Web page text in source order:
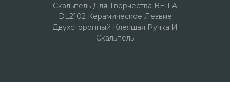
Скальпель Для Творчества BEIFA
DL2102 Керамическое Лезвие
Двухсторонный Клеящая Ручка И
Скальпель